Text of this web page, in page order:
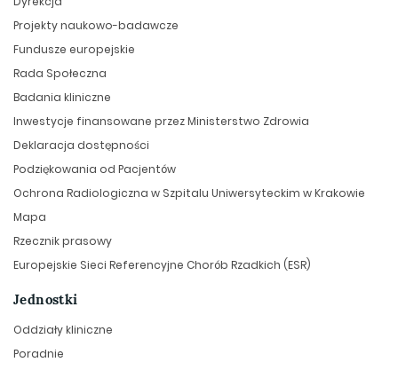
Projekty naukowo-badawcze
Fundusze europejskie
Rada Społeczna
Badania kliniczne
Inwestycje finansowane przez Ministerstwo Zdrowia
Deklaracja dostępności
Podziękowania od Pacjentów
Ochrona Radiologiczna w Szpitalu Uniwersyteckim w Krakowie
Mapa
Rzecznik prasowy
Europejskie Sieci Referencyjne Chorób Rzadkich (ESR)
Jednostki
Oddziały kliniczne
Poradnie